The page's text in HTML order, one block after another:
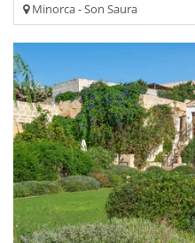
Minorca - Son Saura